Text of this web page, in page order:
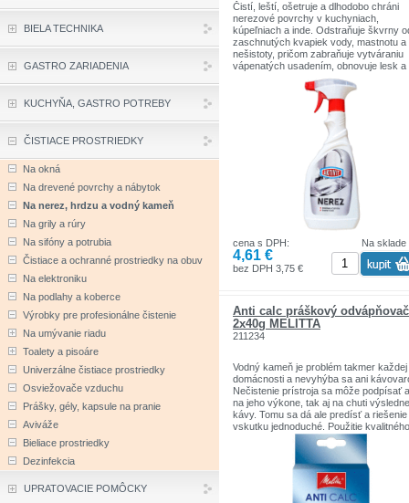
Čistí, leští, ošetruje a dlhodobo chráni
nerezové povrchy v kuchyniach,
kúpeľniach a inde. Odstraňuje škvrny
zaschnutých kvapiek vody, mastnotu a
nešistoty, pričom zabraňuje vytváraniu
vápenatých usadením, obnovuje lesk a
dodáva ochranu vyčisteným plochám.
Vhodný na čistenie kabín výťahov a
nerezových a pochrómovaných
administratívnych budovách a
centrách. Používajte biocídy
spôsobom. Pred použitím si vždy
etiketu a informácie o výrobku.
Na sklade
cena s DPH:
4,61 €
bez DPH 3,75 €
Anti calc práškový odvápňovač
2x40g MELITTA
211234
Vodný kameň je problém takmer každej
domácnosti a nevyhýba sa ani
Nečistenie prístroja sa môže podpísať
na jeho výkone, tak aj na chuti
kávy. Tomu sa dá ale predísť a riešenie
vskutku jednoduché. Použitie kvalitného
odvápňovača je jednoduché a pritom
účinnejšie zachová váš prístroj v tej
najlepšej kondícii.
BIELA TECHNIKA
GASTRO ZARIADENIA
KUCHYŇA, GASTRO POTREBY
ČISTIACE PROSTRIEDKY
Na okná
Na drevené povrchy a nábytok
Na nerez, hrdzu a vodný kameň
Na grily a rúry
Na sifóny a potrubia
Čistiace a ochranné prostriedky na obuv
Na elektroniku
Na podlahy a koberce
Výrobky pre profesionálne čistenie
Na umývanie riadu
Toalety a pisoáre
Univerzálne čistiace prostriedky
Osviežovače vzduchu
Prášky, gély, kapsule na pranie
Aviváže
Bieliace prostriedky
Dezinfekcia
UPRATOVACIE POMÔCKY